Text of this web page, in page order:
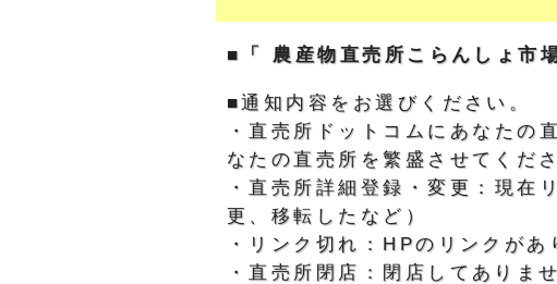
■「 農産物直売所こらんしょ市
■通知内容をお選びください。
・直売所ドットコムにあなたの
なたの直売所を繁盛させてくだ
・直売所詳細登録・変更：現在
更、移転したなど）
・リンク切れ：HPのリンクがあ
・直売所閉店：閉店してありませ